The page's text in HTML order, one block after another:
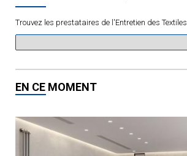
Trouvez les prestataires de l'Entretien des Textiles
EN CE MOMENT